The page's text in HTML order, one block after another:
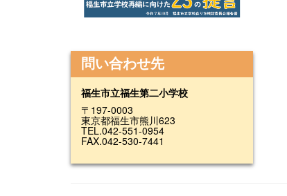
問い合わせ先
福生市立福生第二小学校
〒197-0003
東京都福生市熊川623
TEL.042-551-0954
FAX.042-530-7441